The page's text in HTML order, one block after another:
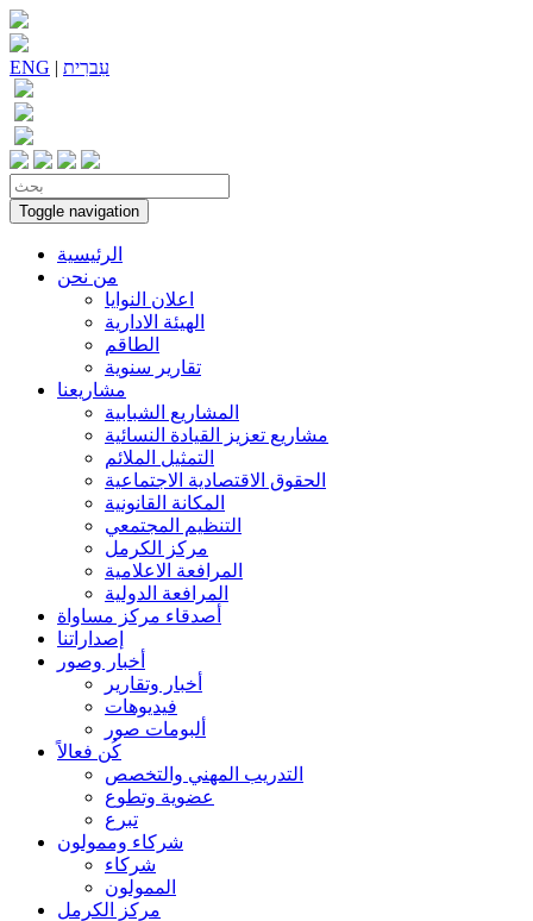
ENG | עִברִית
Toggle navigation
الرئيسية
من نحن
اعلان النوايا
الهيئة الادارية
الطاقم
تقارير سنوية
مشاريعنا
المشاريع الشبابية
مشاريع تعزيز القيادة النسائية
التمثيل الملائم
الحقوق الاقتصادية الاجتماعية
المكانة القانونية
التنظيم المجتمعي
مركز الكرمل
المرافعة الاعلامية
المرافعة الدولية
أصدقاء مركز مساواة
إصداراتنا
أخبار وصور
أخبار وتقارير
فيديوهات
ألبومات صور
كُن فعالاً
التدريب المهني والتخصص
عضوية وتطوع
تبرع
شركاء وممولون
شركاء
الممولون
مركز الكرمل